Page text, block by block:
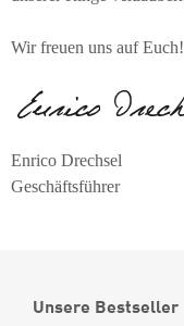
Wir freuen uns auf Euch!
Enrico Drechsel
Geschäftsführer
Unsere Bestseller